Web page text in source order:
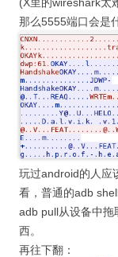
那么5555端口会是
玩过android的人应
看，普通的adb
adb pull从设备中拖
西。
再往下翻：